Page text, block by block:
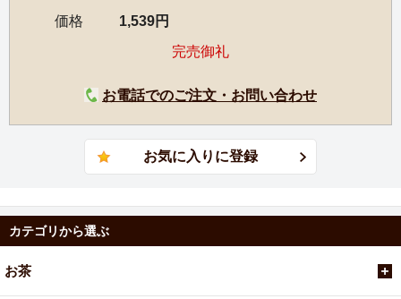
価格
1,539円
完売御礼
お電話でのご注文・お問い合わせ
カテゴリから選ぶ
お茶